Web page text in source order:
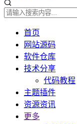
首页
网站源码
软件仓库
技术分享
代码教程
主题插件
资源资讯
更多